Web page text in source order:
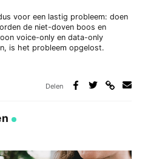
voor een lastig probleem: doen
de niet-doven boos en
voice-only en data-only
is het probleem opgelost.
Delen